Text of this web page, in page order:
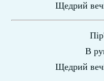
Щедрий
В
Щедрий